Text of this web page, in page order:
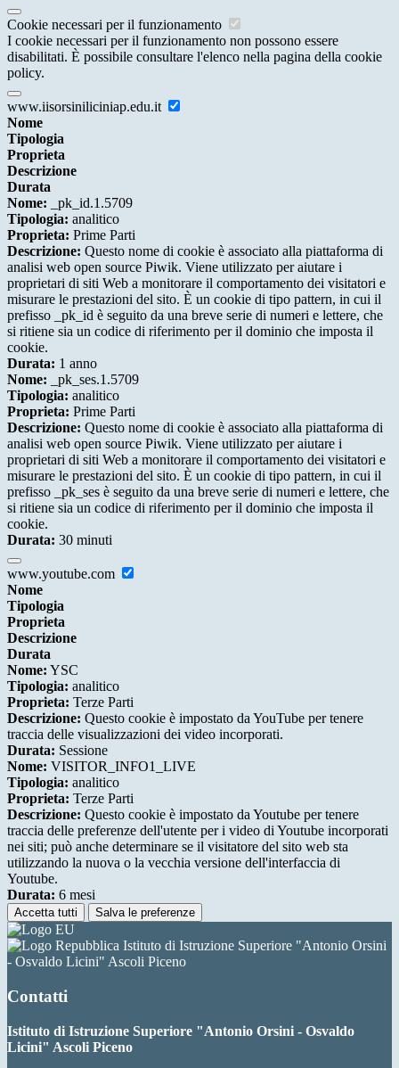
Cookie necessari per il funzionamento
I cookie necessari per il funzionamento non possono essere
disabilitati. È possibile consultare l'elenco nella pagina della cookie
policy.
www.iisorsiniliciniap.edu.it
Nome
Tipologia
Proprieta
Descrizione
Durata
Nome: _pk_id.1.5709
Tipologia: analitico
Proprieta: Prime Parti
Descrizione: Questo nome di cookie è associato alla piattaforma di
analisi web open source Piwik. Viene utilizzato per aiutare i
proprietari di siti Web a monitorare il comportamento dei visitatori e
misurare le prestazioni del sito. È un cookie di tipo pattern, in cui il
prefisso _pk_id è seguito da una breve serie di numeri e lettere, che
si ritiene sia un codice di riferimento per il dominio che imposta il
cookie.
Durata: 1 anno
Nome: _pk_ses.1.5709
Tipologia: analitico
Proprieta: Prime Parti
Descrizione: Questo nome di cookie è associato alla piattaforma di
analisi web open source Piwik. Viene utilizzato per aiutare i
proprietari di siti Web a monitorare il comportamento dei visitatori e
misurare le prestazioni del sito. È un cookie di tipo pattern, in cui il
prefisso _pk_ses è seguito da una breve serie di numeri e lettere, che
si ritiene sia un codice di riferimento per il dominio che imposta il
cookie.
Durata: 30 minuti
www.youtube.com
Nome
Tipologia
Proprieta
Descrizione
Durata
Nome: YSC
Tipologia: analitico
Proprieta: Terze Parti
Descrizione: Questo cookie è impostato da YouTube per tenere
traccia delle visualizzazioni dei video incorporati.
Durata: Sessione
Nome: VISITOR_INFO1_LIVE
Tipologia: analitico
Proprieta: Terze Parti
Descrizione: Questo cookie è impostato da Youtube per tenere
traccia delle preferenze dell'utente per i video di Youtube incorporati
nei siti; può anche determinare se il visitatore del sito web sta
utilizzando la nuova o la vecchia versione dell'interfaccia di
Youtube.
Durata: 6 mesi
Accetta tutti Salva le preferenze
Istituto di Istruzione Superiore "Antonio Orsini
- Osvaldo Licini" Ascoli Piceno
Contatti
Istituto di Istruzione Superiore "Antonio Orsini - Osvaldo
Licini" Ascoli Piceno